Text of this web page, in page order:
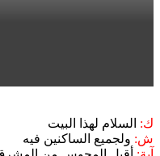
ك: السلام لهذا البيت
ش: ولجميع الساكنين فيه